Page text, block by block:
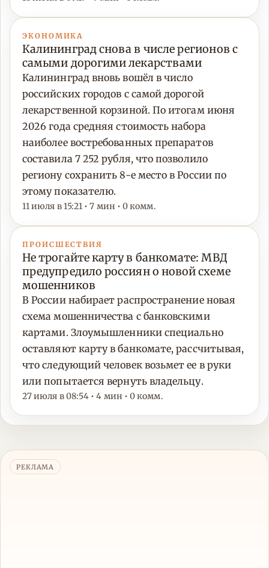
ЭКОНОМИКА
Калининград снова в числе регионов с
самыми дорогими лекарствами
Калининград вновь вошёл в число
российских городов с самой дорогой
лекарственной корзиной. По итогам июня
2026 года средняя стоимость набора
наиболее востребованных препаратов
составила 7 252 рубля, что позволило
региону сохранить 8-е место в России по
этому показателю.
11 июля в 15:21 • 7 мин • 0 комм.
ПРОИСШЕСТВИЯ
Не трогайте карту в банкомате: МВД
предупредило россиян о новой схеме
мошенников
В России набирает распространение новая
схема мошенничества с банковскими
картами. Злоумышленники специально
оставляют карту в банкомате, рассчитывая,
что следующий человек возьмет ее в руки
или попытается вернуть владельцу.
27 июля в 08:54 • 4 мин • 0 комм.
РЕКЛАМА